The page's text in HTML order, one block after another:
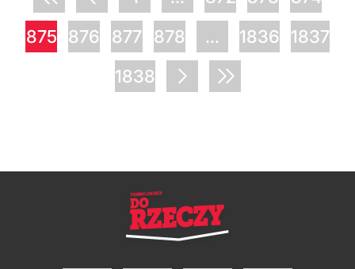
875
876 877 878 ... 1836
1837
1838